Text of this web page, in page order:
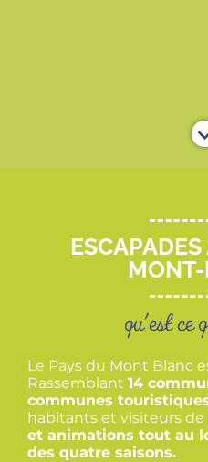
qu'est
Le Pays du Mont Blanc
Rassemblant 14
communes
habitants et visiteurs de
et animations tout au
des quatre saisons.